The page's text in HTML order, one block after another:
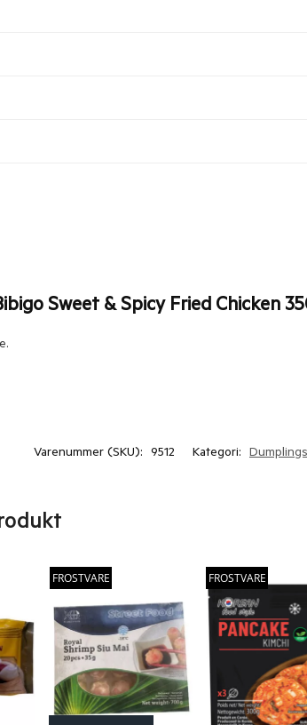
Sweet & Spicy Fried Chicken
Varenummer (SKU): 9512 Kategori:
FROSTVARE FROSTVARE